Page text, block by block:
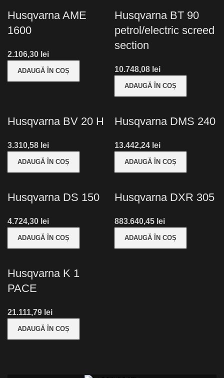
Husqvarna AME
1600
lei
ADAUGĂ ÎN COȘ
Husqvarna BT 90
petrol/electric screed
section
lei
ADAUGĂ ÎN COȘ
Husqvarna BV 20 H
lei
ADAUGĂ ÎN COȘ
Husqvarna DMS 240
lei
ADAUGĂ ÎN COȘ
Husqvarna DS 150
lei
ADAUGĂ ÎN COȘ
Husqvarna DXR 305
lei
ADAUGĂ ÎN COȘ
Husqvarna K 1
PACE
lei
ADAUGĂ ÎN COȘ